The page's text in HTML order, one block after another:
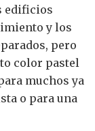
edificios
y los
pero
color pastel
muchos ya
o para una